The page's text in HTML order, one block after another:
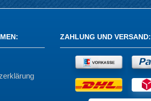
: ZAHLUNG UND VERSAND: